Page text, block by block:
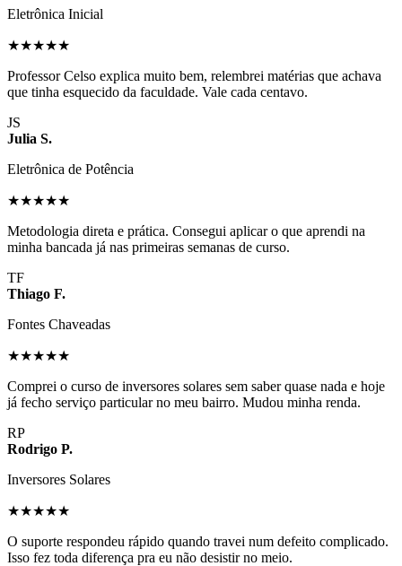
Eletrônica Inicial
★★★★★
Professor Celso explica muito bem, relembrei matérias que achava
que tinha esquecido da faculdade. Vale cada centavo.
JS
Julia S.
Eletrônica de Potência
★★★★★
Metodologia direta e prática. Consegui aplicar o que aprendi na
minha bancada já nas primeiras semanas de curso.
TF
Thiago F.
Fontes Chaveadas
★★★★★
Comprei o curso de inversores solares sem saber quase nada e hoje
já fecho serviço particular no meu bairro. Mudou minha renda.
RP
Rodrigo P.
Inversores Solares
★★★★★
O suporte respondeu rápido quando travei num defeito complicado.
Isso fez toda diferença pra eu não desistir no meio.